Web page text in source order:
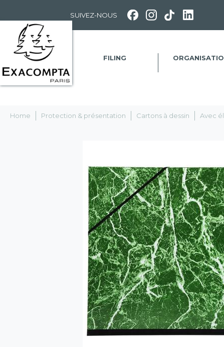
SUIVEZ-NOUS
FILING
Home Protection & présentation Cartons à dessin Avec